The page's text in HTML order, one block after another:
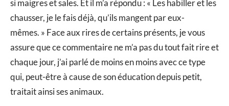
si maigres et sales. Et il m’a répondu : « Les habiller et les
chausser, je le fais déjà, qu’ils mangent par eux-
mêmes. » Face aux rires de certains présents, je vous
assure que ce commentaire ne m’a pas du tout fait rire et
chaque jour, j’ai parlé de moins en moins avec ce type
qui, peut-être à cause de son éducation depuis petit,
traitait ainsi ses animaux.